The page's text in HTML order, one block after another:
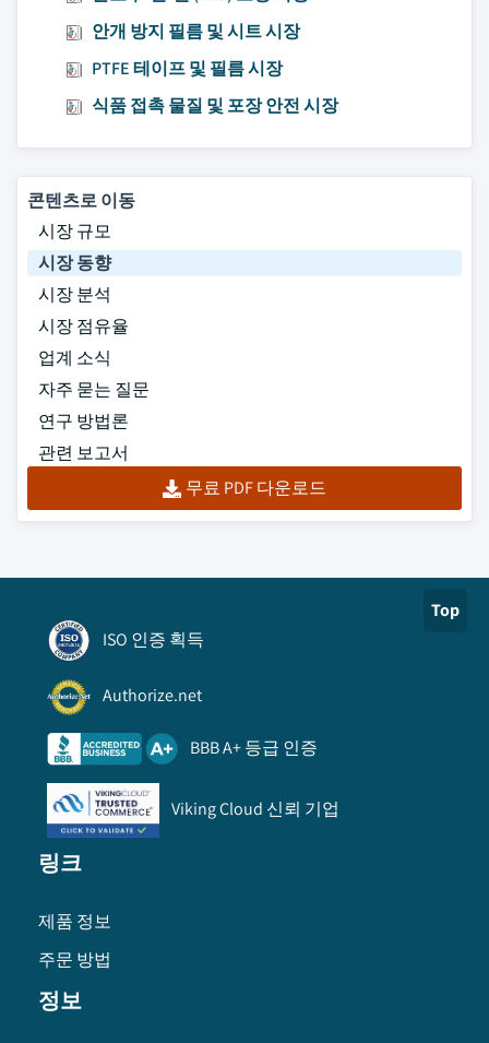
안개 방지 필름 및 시트 시장
PTFE 테이프 및 필름 시장
식품 접촉 물질 및 포장 안전 시장
콘텐츠로 이동
시장 규모
시장 동향
시장 분석
시장 점유율
업계 소식
자주 묻는 질문
연구 방법론
관련 보고서
무료 PDF 다운로드
Top
ISO 인증 획득
Authorize.net
BBB A+ 등급 인증
Viking Cloud 신뢰 기업
링크
제품 정보
주문 방법
정보